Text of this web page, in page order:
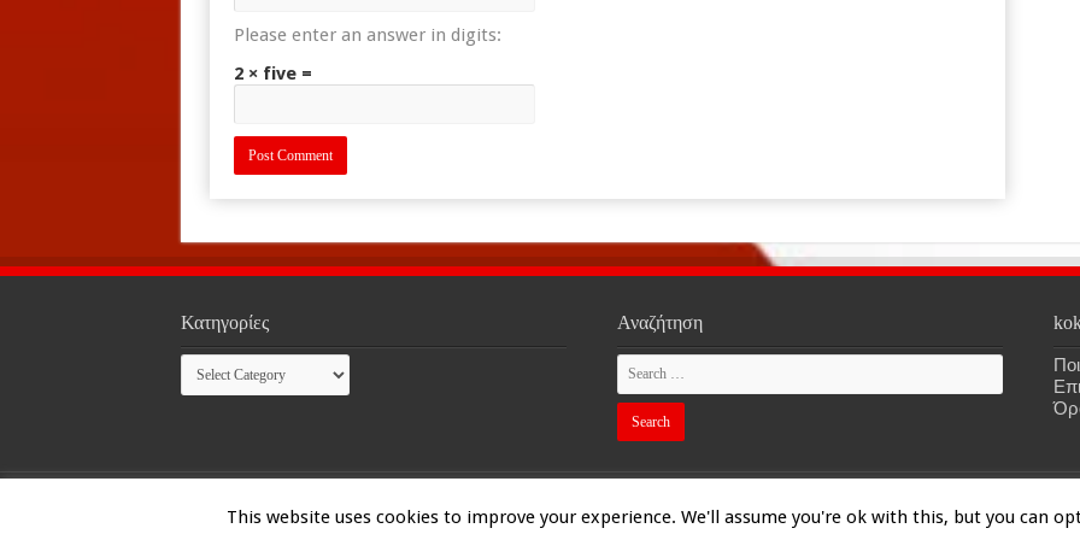
Please enter an answer in digits:
2 × five =
Κατηγορίες
Κατηγορίες
Αναζήτηση
© Copyright 2026, All Rights Reserved
This website uses cookies to improve your experience. We'll assume you're ok with this, but you can